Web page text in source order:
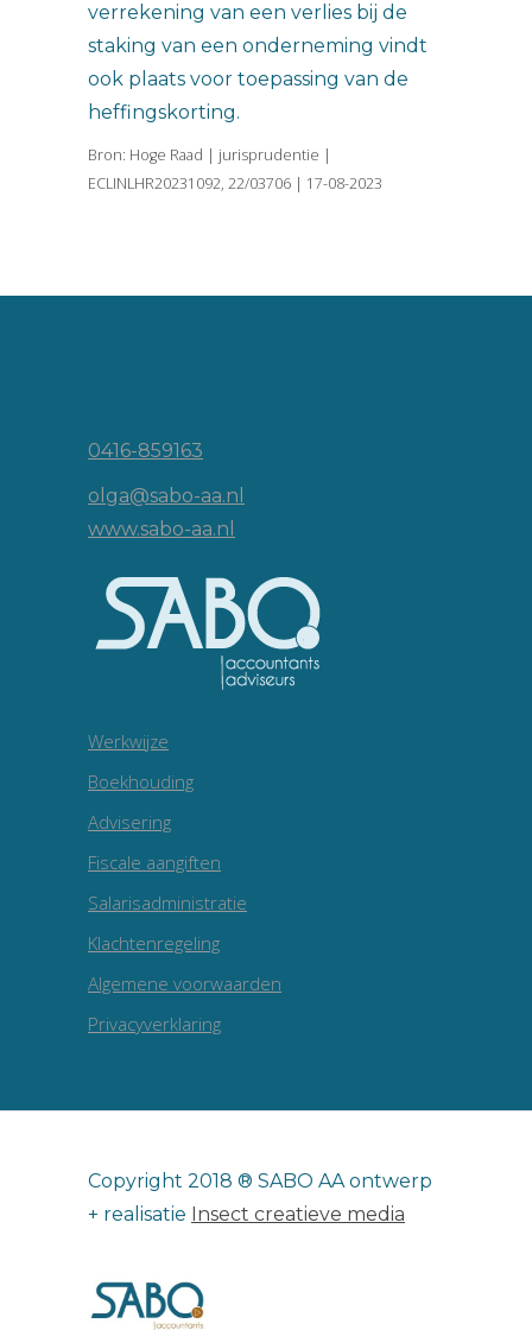
verrekening van een verlies bij de
staking van een onderneming vindt
ook plaats voor toepassing van de
heffingskorting.
Bron: Hoge Raad | jurisprudentie |
ECLINLHR20231092, 22/03706 | 17-08-2023
0416-859163
olga@sabo-aa.nl
www.sabo-aa.nl
Werkwijze
Boekhouding
Advisering
Fiscale aangiften
Salarisadministratie
Klachtenregeling
Algemene voorwaarden
Privacyverklaring
Copyright 2018 ® SABO AA ontwerp
+ realisatie Insect creatieve media